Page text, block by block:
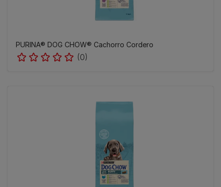
PURINA® DOG CHOW® Cachorro Cordero
(0)